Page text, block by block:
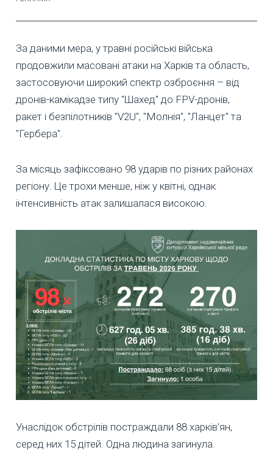
За даними мера, у травні російські війська
продовжили масовані атаки на Харків та область,
застосовуючи широкий спектр озброєння – від
дронів-камікадзе типу "Шахед" до FPV-дронів,
ракет і безпілотників "V2U", "Молнія", "Ланцет" та
"Гербера".
За місяць зафіксовано 98 ударів по різних районах
регіону. Це трохи менше, ніж у квітні, однак
інтенсивність атак залишалася високою.
Унаслідок обстрілів постраждали 88 харків’ян,
серед них 15 дітей. Одна людина загинула.